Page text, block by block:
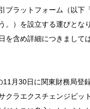
プラットフォーム（以下
。）を設立する運びとな
を含め詳細につきまして
11月30日に関東財務局登
クラエクスチェンジビッ